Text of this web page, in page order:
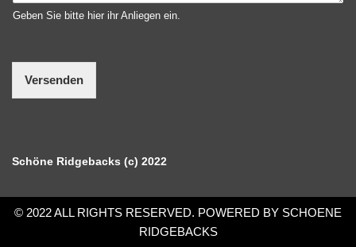
Geben Sie bitte hier ihr Anliegen ein.
Versenden
Schöne Ridgebacks (c) 2022
© 2022 ALL RIGHTS RESERVED. POWERED BY SCHOENE
RIDGEBACKS